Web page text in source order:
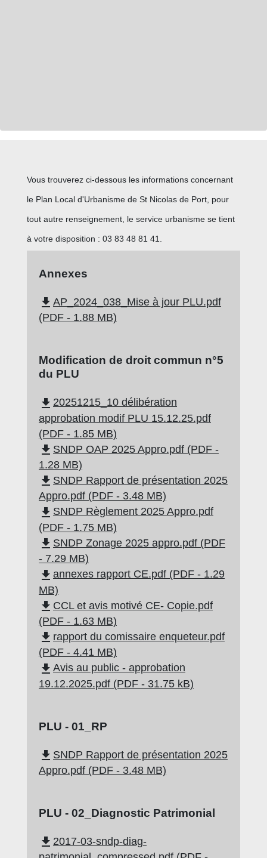
Vous trouverez ci-dessous les informations concernant
le Plan Local d'Urbanisme de St Nicolas de Port, pour
tout autre renseignement, le service urbanisme se tient
à votre disposition : 03 83 48 81 41.
Annexes
file_download AP_2024_038_Mise à jour PLU.pdf
(PDF - 1.88 MB)
Modification de droit commun n°5
du PLU
file_download 20251215_10 délibération
approbation modif PLU 15.12.25.pdf
(PDF - 1.85 MB)
file_download SNDP OAP 2025 Appro.pdf (PDF -
1.28 MB)
file_download SNDP Rapport de présentation 2025
Appro.pdf (PDF - 3.48 MB)
file_download SNDP Règlement 2025 Appro.pdf
(PDF - 1.75 MB)
file_download SNDP Zonage 2025 appro.pdf (PDF
- 7.29 MB)
file_download annexes rapport CE.pdf (PDF - 1.29
MB)
file_download CCL et avis motivé CE- Copie.pdf
(PDF - 1.63 MB)
file_download rapport du comissaire enqueteur.pdf
(PDF - 4.41 MB)
file_download Avis au public - approbation
19.12.2025.pdf (PDF - 31.75 kB)
PLU - 01_RP
file_download SNDP Rapport de présentation 2025
Appro.pdf (PDF - 3.48 MB)
PLU - 02_Diagnostic Patrimonial
file_download 2017-03-sndp-diag-